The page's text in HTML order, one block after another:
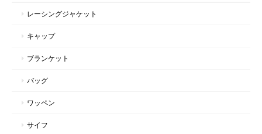
レーシングジャケット
キャップ
ブランケット
バッグ
ワッペン
サイフ